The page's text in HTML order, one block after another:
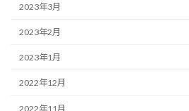
2023年3月
2023年2月
2023年1月
2022年12月
2022年11月